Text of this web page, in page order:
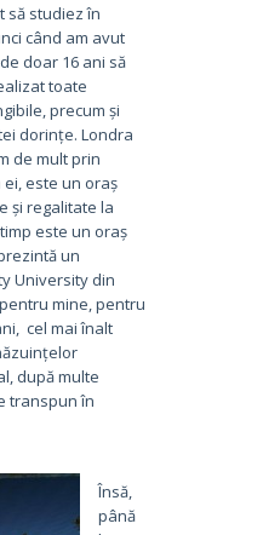
să studiez în
când am avut
doar 16 ani să
toate
precum și
dorințe. Londra
de mult prin
este un oraș
și regalitate la
este un oraș
un
University din
mine, pentru
cel mai înalt
după multe
transpun în
Însă,
până